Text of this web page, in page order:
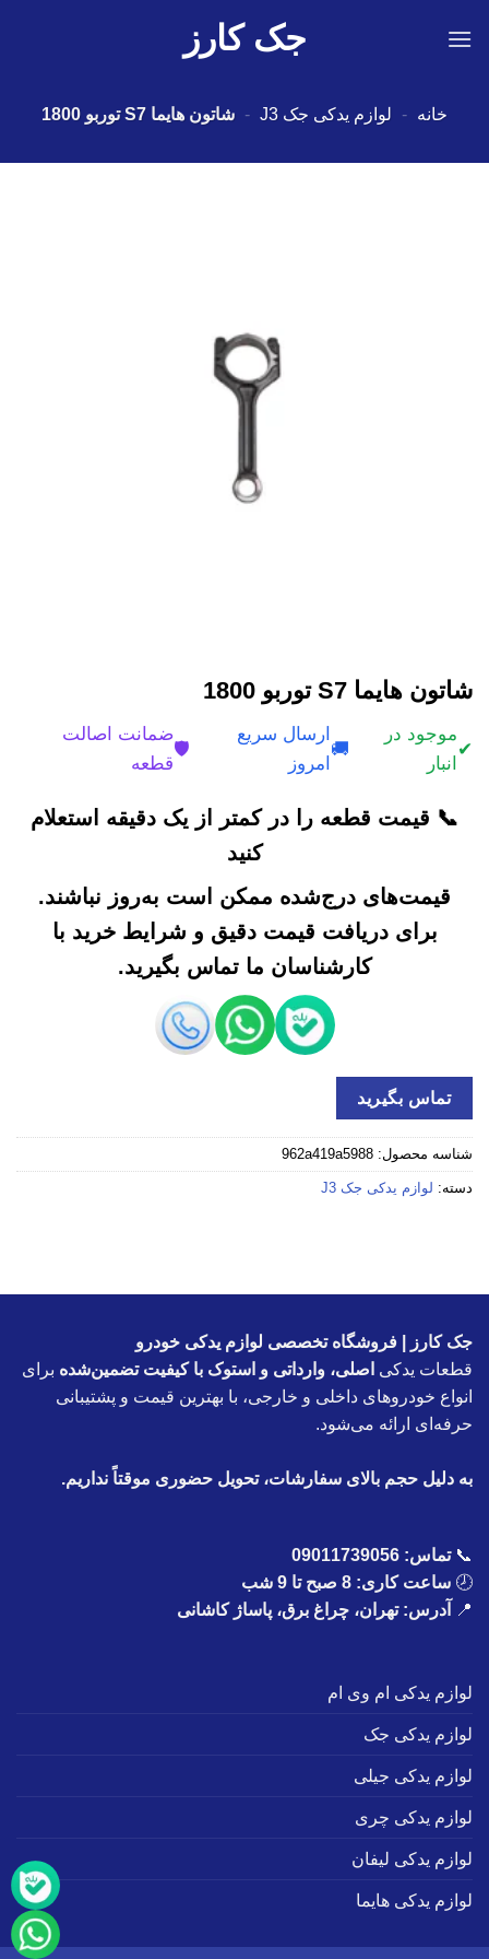
جک کارز
خانه - لوازم یدکی جک J3 - شاتون هایما S7 توربو 1800
شاتون هایما S7 توربو 1800
✔
موجود در
انبار
🚚
ارسال سریع
امروز
🛡️
ضمانت اصالت
قطعه
📞 قیمت قطعه را در کمتر از یک دقیقه استعلام
کنید
قیمت‌های درج‌شده ممکن است به‌روز نباشند.
برای دریافت قیمت دقیق و شرایط خرید با
کارشناسان ما تماس بگیرید.
تماس بگیرید
شناسه محصول: 962a419a5988
دسته: لوازم یدکی جک J3
جک کارز | فروشگاه تخصصی لوازم یدکی خودرو
قطعات یدکی اصلی، وارداتی و استوک با کیفیت تضمین‌شده برای
انواع خودروهای داخلی و خارجی، با بهترین قیمت و پشتیبانی
حرفه‌ای ارائه می‌شود.
به دلیل حجم بالای سفارشات، تحویل حضوری موقتاً نداریم.
📞تماس: 09011739056
🕗 ساعت کاری: 8 صبح تا 9 شب
📍
آدرس: تهران، چراغ برق، پاساژ کاشانی
لوازم یدکی ام وی ام
لوازم یدکی جک
لوازم یدکی جیلی
لوازم یدکی چری
لوازم یدکی لیفان
لوازم یدکی هایما